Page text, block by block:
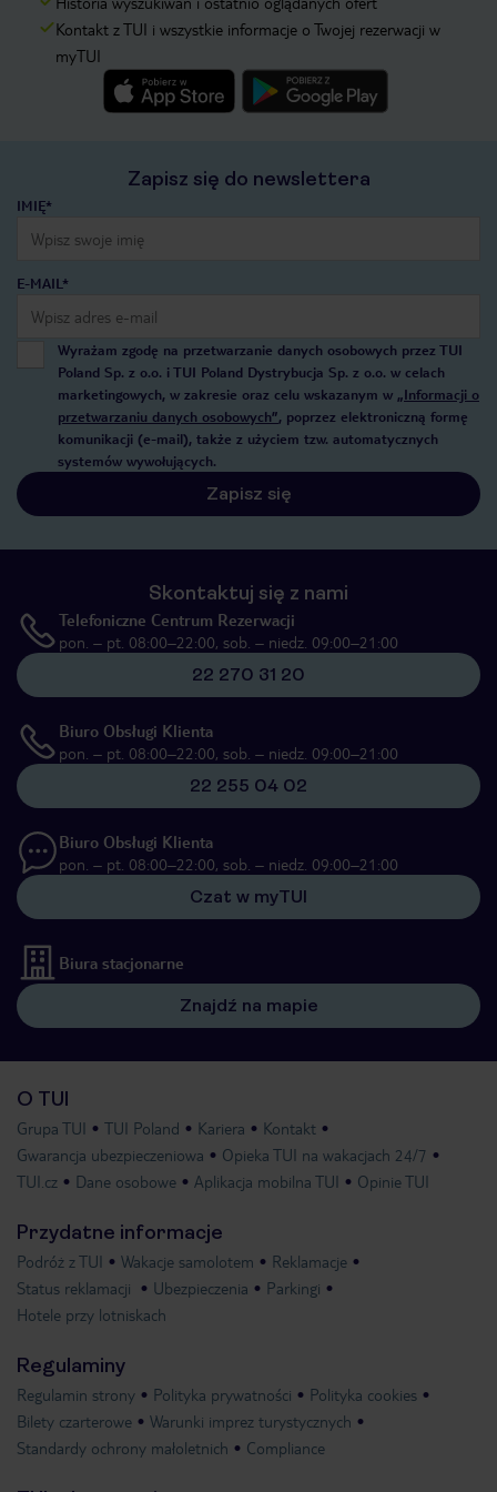
Kontakt z TUI i wszystkie informacje o Twojej rezerwacji w
myTUI
Zapisz się do newslettera
IMIĘ*
E-MAIL*
Wyrażam zgodę na przetwarzanie danych osobowych przez TUI
Poland Sp. z o.o. i TUI Poland Dystrybucja Sp. z o.o. w celach
marketingowych, w zakresie oraz celu wskazanym w „Informacji o
przetwarzaniu danych osobowych”, poprzez elektroniczną formę
komunikacji (e-mail), także z użyciem tzw. automatycznych
systemów wywołujących.
Zapisz się
Skontaktuj się z nami
Telefoniczne Centrum Rezerwacji
pon. – pt. 08:00–22:00, sob. – niedz. 09:00–21:00
22 270 31 20
Biuro Obsługi Klienta
pon. – pt. 08:00–22:00, sob. – niedz. 09:00–21:00
22 255 04 02
Biuro Obsługi Klienta
pon. – pt. 08:00–22:00, sob. – niedz. 09:00–21:00
Czat w myTUI
Biura stacjonarne
Znajdź na mapie
O TUI
Grupa TUI TUI Poland Kariera
Kontakt
Gwarancja ubezpieczeniowa
Opieka TUI na wakacjach 24/7
TUI.cz
Dane osobowe Aplikacja mobilna TUI Opinie TUI
Przydatne informacje
Podróż z TUI Wakacje samolotem
Reklamacje
Status reklamacji
Ubezpieczenia
Parkingi
Hotele przy lotniskach
Regulaminy
Regulamin strony Polityka prywatności
Polityka cookies
Bilety czarterowe
Warunki imprez turystycznych
Standardy ochrony małoletnich
Compliance